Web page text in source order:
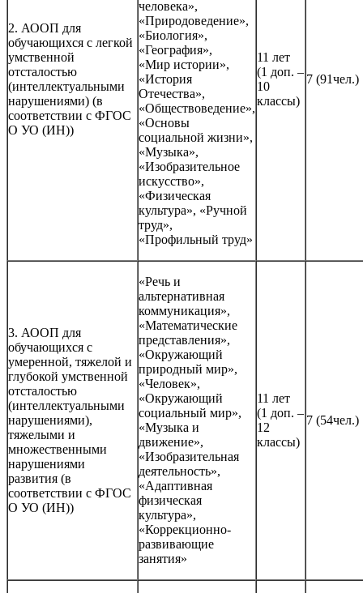
2. АООП для
обучающихся с легкой
умственной
отсталостью
(интеллектуальными
нарушениями) (в
соответствии с ФГОС
О УО (ИН))
человека»,
«Природоведение»,
«Биология»,
«География»,
«Мир истории»,
«История
Отечества»,
«Обществоведение»,
«Основы
социальной жизни»,
«Музыка»,
«Изобразительное
искусство»,
«Физическая
культура», «Ручной
труд»,
«Профильный труд»
11 лет
(1 доп. –
10
классы)
7 (91чел.)
3. АООП для
обучающихся с
умеренной, тяжелой и
глубокой умственной
отсталостью
(интеллектуальными
нарушениями),
тяжелыми и
множественными
нарушениями
развития (в
соответствии с ФГОС
О УО (ИН))
«Речь и
альтернативная
коммуникация»,
«Математические
представления»,
«Окружающий
природный мир»,
«Человек»,
«Окружающий
социальный мир»,
«Музыка и
движение»,
«Изобразительная
деятельность»,
«Адаптивная
физическая
культура»,
«Коррекционно-
развивающие
занятия»
11 лет
(1 доп. –
12
классы)
7 (54чел.)